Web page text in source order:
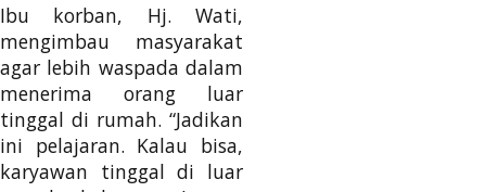
Ibu korban, Hj. Wati,
mengimbau masyarakat
agar lebih waspada dalam
menerima orang luar
tinggal di rumah. “Jadikan
ini pelajaran. Kalau bisa,
karyawan tinggal di luar